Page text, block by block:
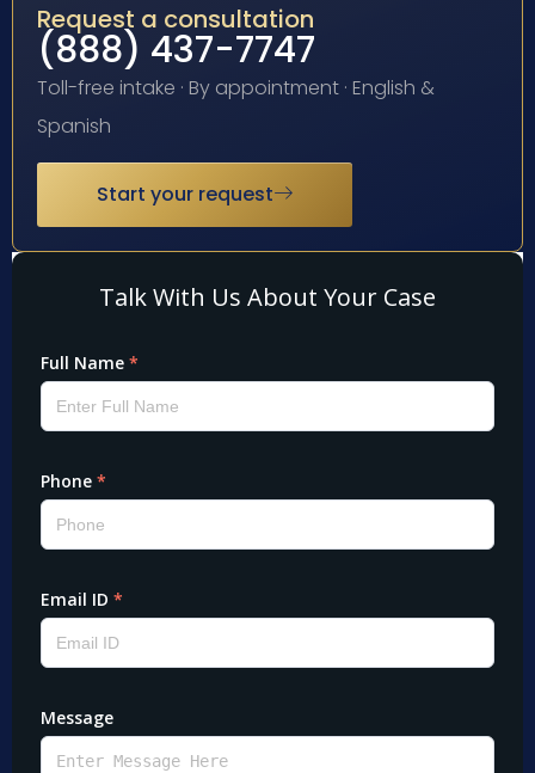
Request a consultation
(888) 437-7747
Toll-free intake · By appointment · English &
Spanish
Start your request